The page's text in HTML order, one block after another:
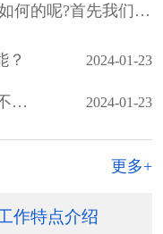
何的呢?首先我们先
？
2024-01-23
如何检查进口轴承润滑油脂是不是霉变 2024-01-23
更多+
作特点介绍